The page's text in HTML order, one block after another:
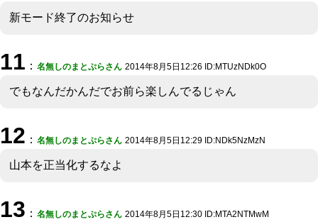
新モード終了のお知らせ
11 ： 名無しのまとぷらさん 2014年8月5日12:26 ID:MTUzNDk0O
でもなんだかんだでお前ら楽しんでるじゃん
12 ： 名無しのまとぷらさん 2014年8月5日12:29 ID:NDk5NzMzN
山本を正当化するなよ
13 ： 名無しのまとぷらさん 2014年8月5日12:30 ID:MTA2NTMwM